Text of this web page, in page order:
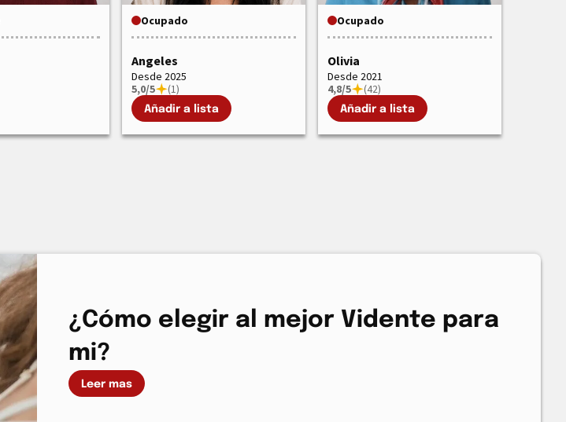
Ocupado
Angeles
Desde 2025
5,0/5
(1)
Añadir a lista
Ocupado
Olivia
Desde 2021
4,8/5
(42)
Añadir a lista
¿Cómo elegir al mejor Vidente para
mi?
Leer mas